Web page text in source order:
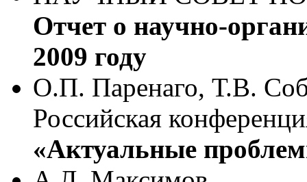
Отчет о научно-
2009 году
О.П. Паренаго, Т.В.
Российская
«Актуальные